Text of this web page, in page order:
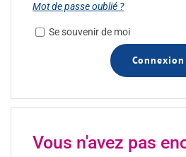
Mot de passe oublié ?
Se souvenir de moi
Connexion
Vous n'avez pas